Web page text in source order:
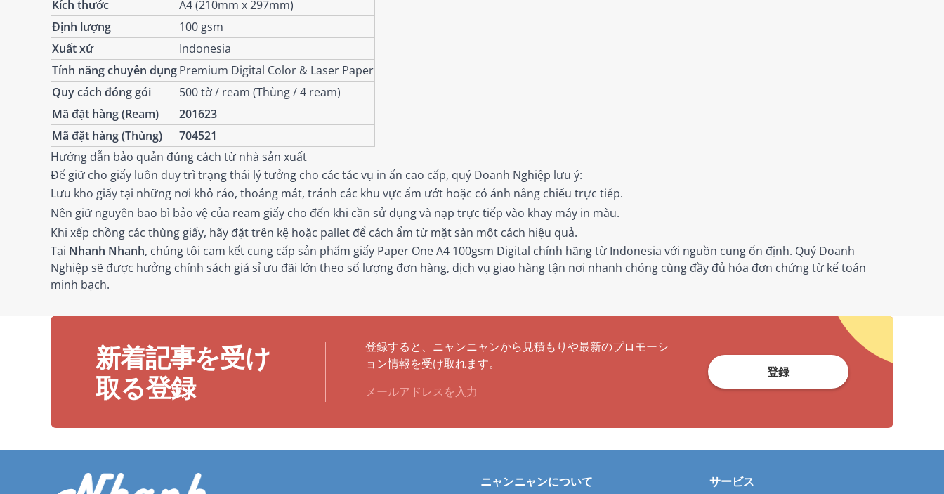
Kích thước
A4 (210mm x 297mm)
Định lượng
100 gsm
Xuất xứ
Indonesia
Tính năng chuyên dụngPremium Digital Color & Laser Paper
Quy cách đóng gói
500 tờ / ream (Thùng / 4 ream)
Mã đặt hàng (Ream)
201623
Mã đặt hàng (Thùng)
704521
Hướng dẫn bảo quản đúng cách từ nhà sản xuất
Để giữ cho giấy luôn duy trì trạng thái lý tưởng cho các tác vụ in ấn cao cấp, quý Doanh Nghiệp lưu ý:
Lưu kho giấy tại những nơi khô ráo, thoáng mát, tránh các khu vực ẩm ướt hoặc có ánh nắng chiếu trực tiếp.
Nên giữ nguyên bao bì bảo vệ của ream giấy cho đến khi cần sử dụng và nạp trực tiếp vào khay máy in màu.
Khi xếp chồng các thùng giấy, hãy đặt trên kệ hoặc pallet để cách ẩm từ mặt sàn một cách hiệu quả.
Tại Nhanh Nhanh, chúng tôi cam kết cung cấp sản phẩm giấy Paper One A4 100gsm Digital chính hãng từ Indonesia với nguồn cung ổn định. Quý Doanh
Nghiệp sẽ được hưởng chính sách giá sỉ ưu đãi lớn theo số lượng đơn hàng, dịch vụ giao hàng tận nơi nhanh chóng cùng đầy đủ hóa đơn chứng từ kế toán
minh bạch.
新着記事を受け
取る登録
登録すると、ニャンニャンから見積もりや最新のプロモーシ
ョン情報を受け取れます。
登録
ニャンニャンについて サービス